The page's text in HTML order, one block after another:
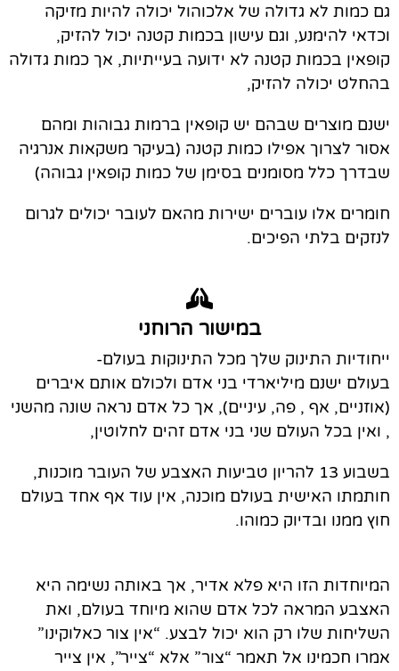
גם כמות לא גדולה של אלכוהול יכולה להיות מזיקה
וכדאי להימנע, וגם עישון בכמות קטנה יכול להזיק,
קופאין בכמות קטנה לא ידועה בעייתיות, אך כמות גדולה
בהחלט יכולה להזיק,
ישנם מוצרים שבהם יש קופאין ברמות גבוהות ומהם
אסור לצרוך אפילו כמות קטנה (בעיקר משקאות אנרגיה
שבדרך כלל מסומנים בסימן של כמות קופאין גבוהה)
חומרים אלו עוברים ישירות מהאם לעובר יכולים לגרום
לנזקים בלתי הפיכים.
במישור הרוחני
ייחודיות התינוק שלך מכל התינוקות בעולם-
בעולם ישנם מיליארדי בני אדם ולכולם אותם איברים
(אוזניים, אף , פה, עיניים), אך כל אדם נראה שונה מהשני
, ואין בכל העולם שני בני אדם זהים לחלוטין,
בשבוע 13 להריון טביעות האצבע של העובר מוכנות,
חותמתו האישית בעולם מוכנה, אין עוד אף אחד בעולם
חוץ ממנו ובדיוק כמוהו.
המיוחדות הזו היא פלא אדיר, אך באותה נשימה היא
האצבע המראה לכל אדם שהוא מיוחד בעולם, ואת
השליחות שלו רק הוא יכול לבצע. “אין צור כאלוקינו”
אמרו חכמינו אל תאמר “צור” אלא “צייר”, אין צייר